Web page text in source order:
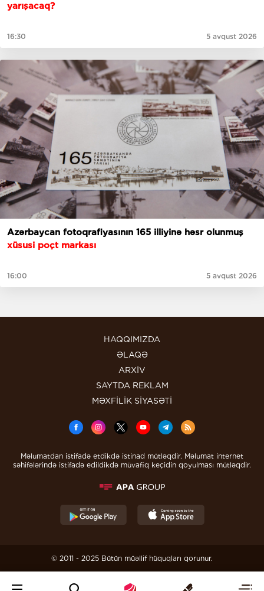
yarışacaq?
16:30 5 avqust 2026
Azərbaycan fotoqrafiyasının 165 illiyinə həsr olunmuş
xüsusi poçt markası
16:00 5 avqust 2026
HAQQIMIZDA
ƏLAQƏ
ARXİV
SAYTDA REKLAM
MƏXFİLİK SİYASƏTİ
Məlumatdan istifadə etdikdə istinad mütləqdir. Məlumat internet
səhifələrində istifadə edildikdə müvafiq keçidin qoyulması mütləqdir.
© 2011 - 2025 Bütün müəllif hüquqları qorunur.